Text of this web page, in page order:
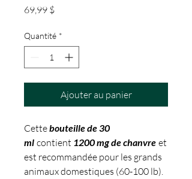
69,99 $Prix
Quantité *
Ajouter au panier
Cettebouteille de 30
ml contient 1200 mg de chanvre et
est recommandée pour les grands
animaux domestiques (60-100 lb).